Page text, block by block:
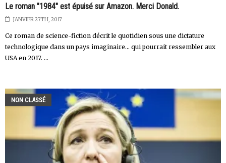
Le roman "1984" est épuisé sur Amazon. Merci Donald.
JANVIER 27TH, 2017
Ce roman de science-fiction décrit le quotidien sous une dictature
technologique dans un pays imaginaire... qui pourrait ressembler aux
USA en 2017. ...
NON CLASSÉ